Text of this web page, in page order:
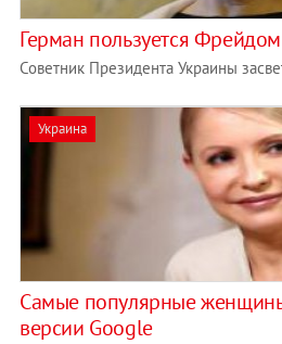
Герман пользуется Фрейдом
Советник Президента Украины
Украина
Самые популярные
версии Google